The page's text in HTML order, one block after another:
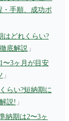
・手順、成功ポ
はどれくらい?
底解説」
〜3ヶ月が目安
」
らい?短納期に
説! 」
納期は2〜3ヶ